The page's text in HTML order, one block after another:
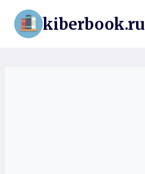
Перейти
содержимому
kiberbook.ru